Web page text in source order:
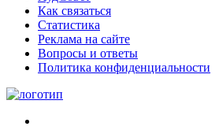
Как связаться
Статистика
Реклама на сайте
Вопросы и ответы
Политика конфиденциальности